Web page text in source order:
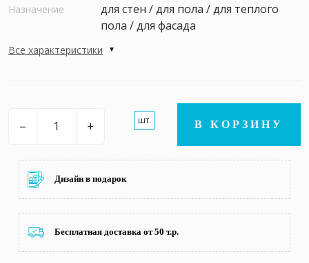
Назначение
для стен / для пола / для теплого
пола / для фасада
Все характеристики
– + шт. В КОРЗИНУ
Дизайн в подарок
Бесплатная доставка от 50 т.р.